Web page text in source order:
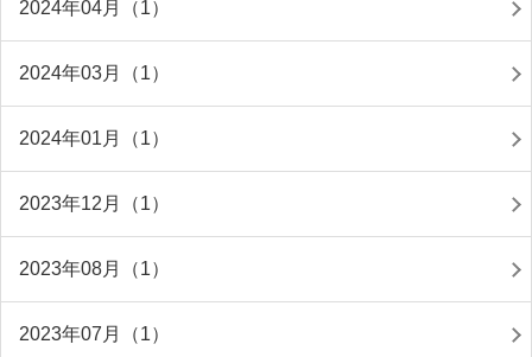
2024年04月（1）
2024年03月（1）
2024年01月（1）
2023年12月（1）
2023年08月（1）
2023年07月（1）